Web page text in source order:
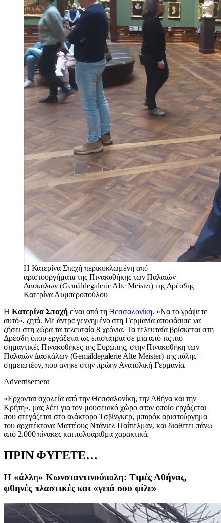
Η Κατερίνα Σπαχή περικυκλωμένη από
αριστουργήματα της Πινακοθήκης των Παλαιών
Δασκάλων (Gemäldegalerie Alte Meister) της Δρέσδης
Κατερίνα Λυμπεροπούλου
Η Κατερίνα Σπαχή είναι από τη Θεσσαλονίκη. «Να το γράψετε
αυτό», ζητά. Με άντρα γεννημένο στη Γερμανία αποφάσισε να
ζήσει στη χώρα τα τελευταία 8 χρόνια. Τα τελευταία βρίσκεται στη
Δρέσδη όπου εργάζεται ως επιστάτρια σε μια από τις πιο
σημαντικές Πινακοθήκες της Ευρώπης, στην Πινακοθήκη των
Παλαιών Δασκάλων (Gemäldegalerie Alte Meister) της πόλης –
σημειωτέον, που ανήκε στην πρώην Ανατολική Γερμανία.
Advertisement
«Ερχονται σχολεία από την Θεσσαλονίκη, την Αθήνα και την
Κρήτη», μας λέει για τον μουσειακό χώρο στον οποίο εργάζεται
που στεγάζεται στο ανάκτορο Τσβίνγκερ, μπαρόκ αριστούργημα
του αρχιτέκτονα Ματτέους Ντάνιελ Παίπελμαν, και διαθέτει πάνω
από 2.000 πίνακες και πολυάριθμα χαρακτικά.
ΠΡΙΝ ΦΥΓΕΤΕ…
Η «άλλη» Κωνσταντινούπολη: Τιμές Αθήνας,
φθηνές πλαστικές και «γειά σου φίλε»